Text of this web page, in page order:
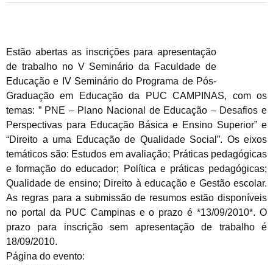
Estão abertas as inscrições para apresentação
de trabalho no V Seminário da Faculdade de
Educação e IV Seminário do Programa de Pós-
Graduação em Educação da PUC CAMPINAS, com os
temas: ” PNE – Plano Nacional de Educação – Desafios e
Perspectivas para Educação Básica e Ensino Superior” e
“Direito a uma Educação de Qualidade Social”. Os eixos
temáticos são: Estudos em avaliação; Práticas pedagógicas
e formação do educador; Política e práticas pedagógicas;
Qualidade de ensino; Direito à educação e Gestão escolar.
As regras para a submissão de resumos estão disponíveis
no portal da PUC Campinas e o prazo é *13/09/2010*.O
prazo para inscrição sem apresentação de trabalho é
18/09/2010.
Página do evento: